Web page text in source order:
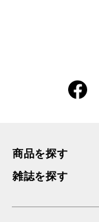
Faceboo
k
X
商品を探す
雑誌を探す